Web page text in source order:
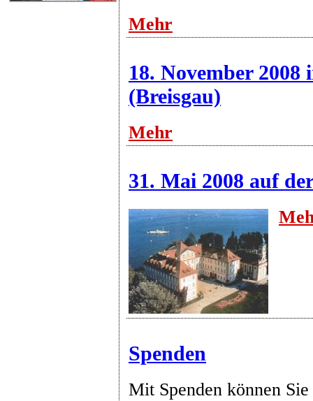
Mehr
18. November 2008
(Breisgau)
Mehr
31. Mai 2008 auf
Spenden
Mit Spenden können